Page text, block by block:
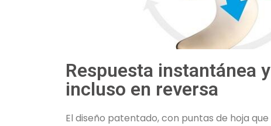
Respuesta instantánea
incluso en reversa
El diseño patentado, con puntas de hoja